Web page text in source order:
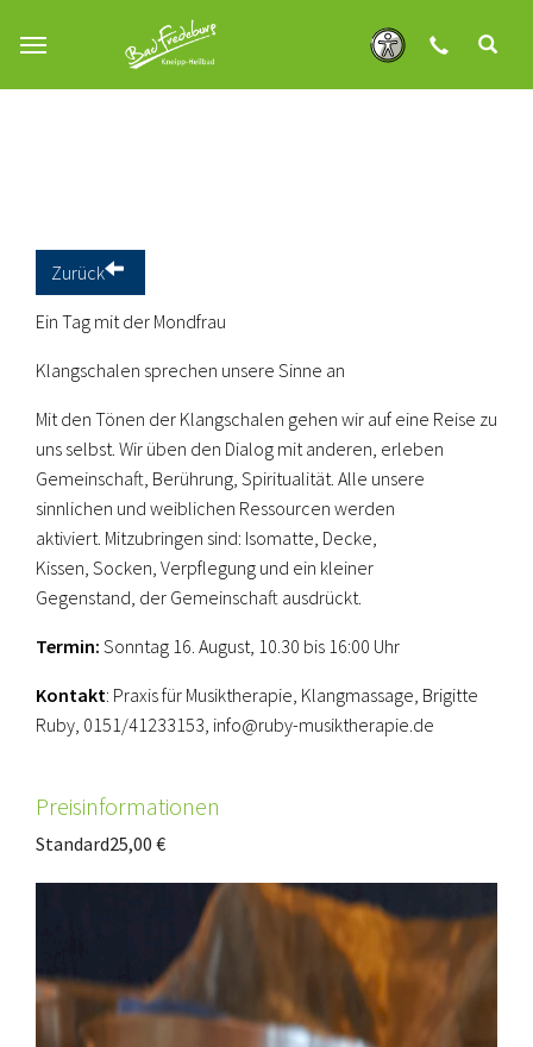
Zurück
Ein Tag mit der Mondfrau
Klangschalen sprechen unsere Sinne an
Mit den Tönen der Klangschalen gehen wir auf eine Reise zu
uns selbst. Wir üben den Dialog mit anderen, erleben
Gemeinschaft, Berührung, Spiritualität. Alle unsere
sinnlichen und weiblichen Ressourcen werden
aktiviert. Mitzubringen sind: Isomatte, Decke,
Kissen, Socken, Verpflegung und ein kleiner
Gegenstand, der Gemeinschaft ausdrückt.
Termin: Sonntag 16. August, 10.30 bis 16:00 Uhr
Kontakt: Praxis für Musiktherapie, Klangmassage, Brigitte
Ruby, 0151/41233153, info@ruby-musiktherapie.de
Preisinformationen
Standard25,00 €